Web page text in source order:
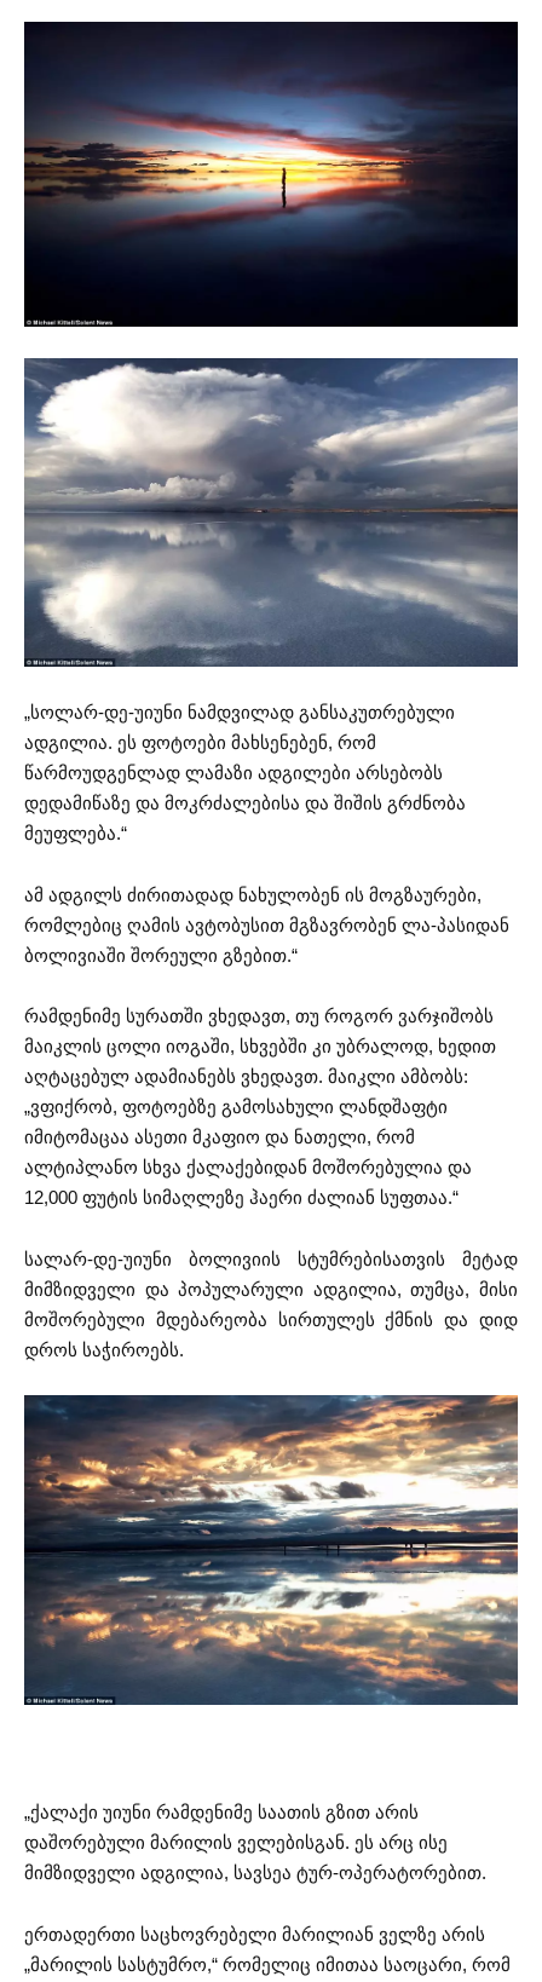
„სოლარ-დე-უიუნი ნამდვილად განსაკუთრებული
ადგილია. ეს ფოტოები მახსენებენ, რომ
წარმოუდგენლად ლამაზი ადგილები არსებობს
დედამიწაზე და მოკრძალებისა და შიშის გრძნობა
მეუფლება.“
ამ ადგილს ძირითადად ნახულობენ ის მოგზაურები,
რომლებიც ღამის ავტობუსით მგზავრობენ ლა-პასიდან
ბოლივიაში შორეული გზებით.“
რამდენიმე სურათში ვხედავთ, თუ როგორ ვარჯიშობს
მაიკლის ცოლი იოგაში, სხვებში კი უბრალოდ, ხედით
აღტაცებულ ადამიანებს ვხედავთ. მაიკლი ამბობს:
„ვფიქრობ, ფოტოებზე გამოსახული ლანდშაფტი
იმიტომაცაა ასეთი მკაფიო და ნათელი, რომ
ალტიპლანო სხვა ქალაქებიდან მოშორებულია და
12,000 ფუტის სიმაღლეზე ჰაერი ძალიან სუფთაა.“
სალარ-დე-უიუნი ბოლივიის სტუმრებისათვის მეტად
მიმზიდველი და პოპულარული ადგილია, თუმცა, მისი
მოშორებული მდებარეობა სირთულეს ქმნის და დიდ
დროს საჭიროებს.
„ქალაქი უიუნი რამდენიმე საათის გზით არის
დაშორებული მარილის ველებისგან. ეს არც ისე
მიმზიდველი ადგილია, სავსეა ტურ-ოპერატორებით.
ერთადერთი საცხოვრებელი მარილიან ველზე არის
„მარილის სასტუმრო,“ რომელიც იმითაა საოცარი, რომ